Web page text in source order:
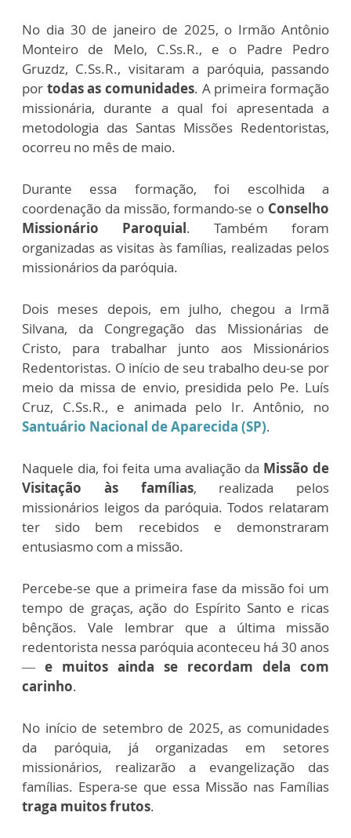
No dia 30 de janeiro de 2025, o Irmão Antônio
Monteiro de Melo, C.Ss.R., e o Padre Pedro
Gruzdz, C.Ss.R., visitaram a paróquia, passando
por todas as comunidades. A primeira formação
missionária, durante a qual foi apresentada a
metodologia das Santas Missões Redentoristas,
ocorreu no mês de maio.
Durante essa formação, foi escolhida a
coordenação da missão, formando-se o Conselho
Missionário Paroquial. Também foram
organizadas as visitas às famílias, realizadas pelos
missionários da paróquia.
Dois meses depois, em julho, chegou a Irmã
Silvana, da Congregação das Missionárias de
Cristo, para trabalhar junto aos Missionários
Redentoristas. O início de seu trabalho deu-se por
meio da missa de envio, presidida pelo Pe. Luís
Cruz, C.Ss.R., e animada pelo Ir. Antônio, no
Santuário Nacional de Aparecida (SP).
Naquele dia, foi feita uma avaliação da Missão de
Visitação às famílias, realizada pelos
missionários leigos da paróquia. Todos relataram
ter sido bem recebidos e demonstraram
entusiasmo com a missão.
Percebe-se que a primeira fase da missão foi um
tempo de graças, ação do Espírito Santo e ricas
bênçãos. Vale lembrar que a última missão
redentorista nessa paróquia aconteceu há 30 anos
— e muitos ainda se recordam dela com
carinho.
No início de setembro de 2025, as comunidades
da paróquia, já organizadas em setores
missionários, realizarão a evangelização das
famílias. Espera-se que essa Missão nas Famílias
traga muitos frutos.